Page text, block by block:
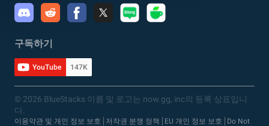
구독하기
YouTube 147K
© 2026 BlueStacks 이름 및 로고는 now.gg, inc의 등록 상표입니
다.
이용약관 및 개인 정보 보호 저작권 분쟁 정책 EU 개인 정보 보호 Do Not